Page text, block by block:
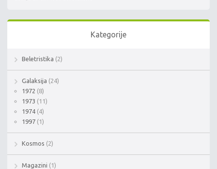
Kategorije
Beletristika (2)
Galaksija (24)
1972 (8)
1973 (11)
1974 (4)
1997 (1)
Kosmos (2)
Magazini (1)